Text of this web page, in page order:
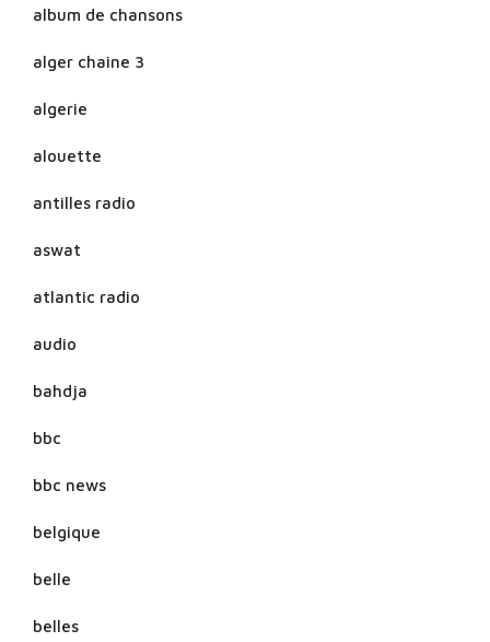
album de chansons
alger chaine 3
algerie
alouette
antilles radio
aswat
atlantic radio
audio
bahdja
bbc
bbc news
belgique
belle
belles